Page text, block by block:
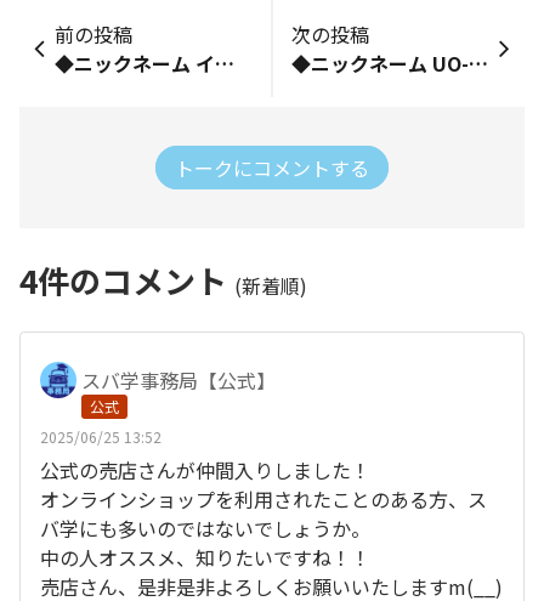
前の投稿
◆ニックネーム インプレッサはっちぃ ◆お乗りの車種（乗りたい車種でもOK） インプレッサハッチバック ◆ご自由に自己紹介をどうぞ！ EJ20-Engineってアカウントを作ったはずの学生です。 間違ってメアドごと消しましたのでこっちで活動します★ スバルが好きになったきっかけは、親の影響ですかね〜 あと北海道だからというのもあるかもしれない（←信頼感） と思っています!!あと5年ぐらい待ったら車を運転できる ようになります〜それまで中古車でも探していようかと(笑) よろしくお願いします!!
次の投稿
◆ニックネーム UO-kun ◆お乗りの車種（乗りたい車種でもOK） SK5フォレスター ◆ご自由に自己紹介をどうぞ！ はじめまして。SJ5フォレスターからSK5フォレスターと乗り継いできました。これから、SK5といろんな時、場所、出会いを共にしたいと思っています。 よろしくお願いします。
トークにコメントする
4件のコメント (新着順)
スバ学事務局【公式】
公式
2025/06/25 13:52
公式の売店さんが仲間入りしました！
オンラインショップを利用されたことのある方、ス
バ学にも多いのではないでしょうか。
中の人オススメ、知りたいですね！！
売店さん、是非是非よろしくお願いいたしますm(__)